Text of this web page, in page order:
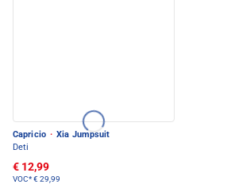
Capricio · Xia Jumpsuit
Deti
€ 12,99
VOC*€ 29,99